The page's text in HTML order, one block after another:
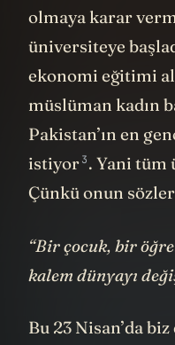
olmaya karar
üniversiteye
ekonomi eğitimi
müslüman kadın
Pakistan’ın en
istiyor3. Yani
Çünkü onun
“Bir çocuk, bir
kalem dünyayı
Bu 23 Nisan’da